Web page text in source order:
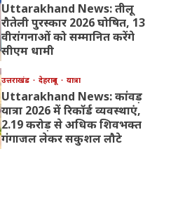
Uttarakhand News: तीलू
रौतेली पुरस्कार 2026 घोषित, 13
वीरांगनाओं को सम्मानित करेंगे
सीएम धामी
उत्तराखंड देहरादून यात्रा
Uttarakhand News: कांवड़
यात्रा 2026 में रिकॉर्ड व्यवस्थाएं,
2.19 करोड़ से अधिक शिवभक्त
गंगाजल लेकर सकुशल लौटे